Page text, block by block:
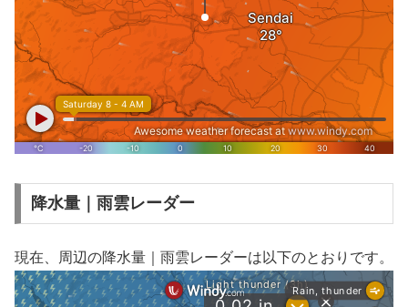
降水量｜雨雲レーダー
現在、周辺の降水量｜雨雲レーダーは以下のとおりです。